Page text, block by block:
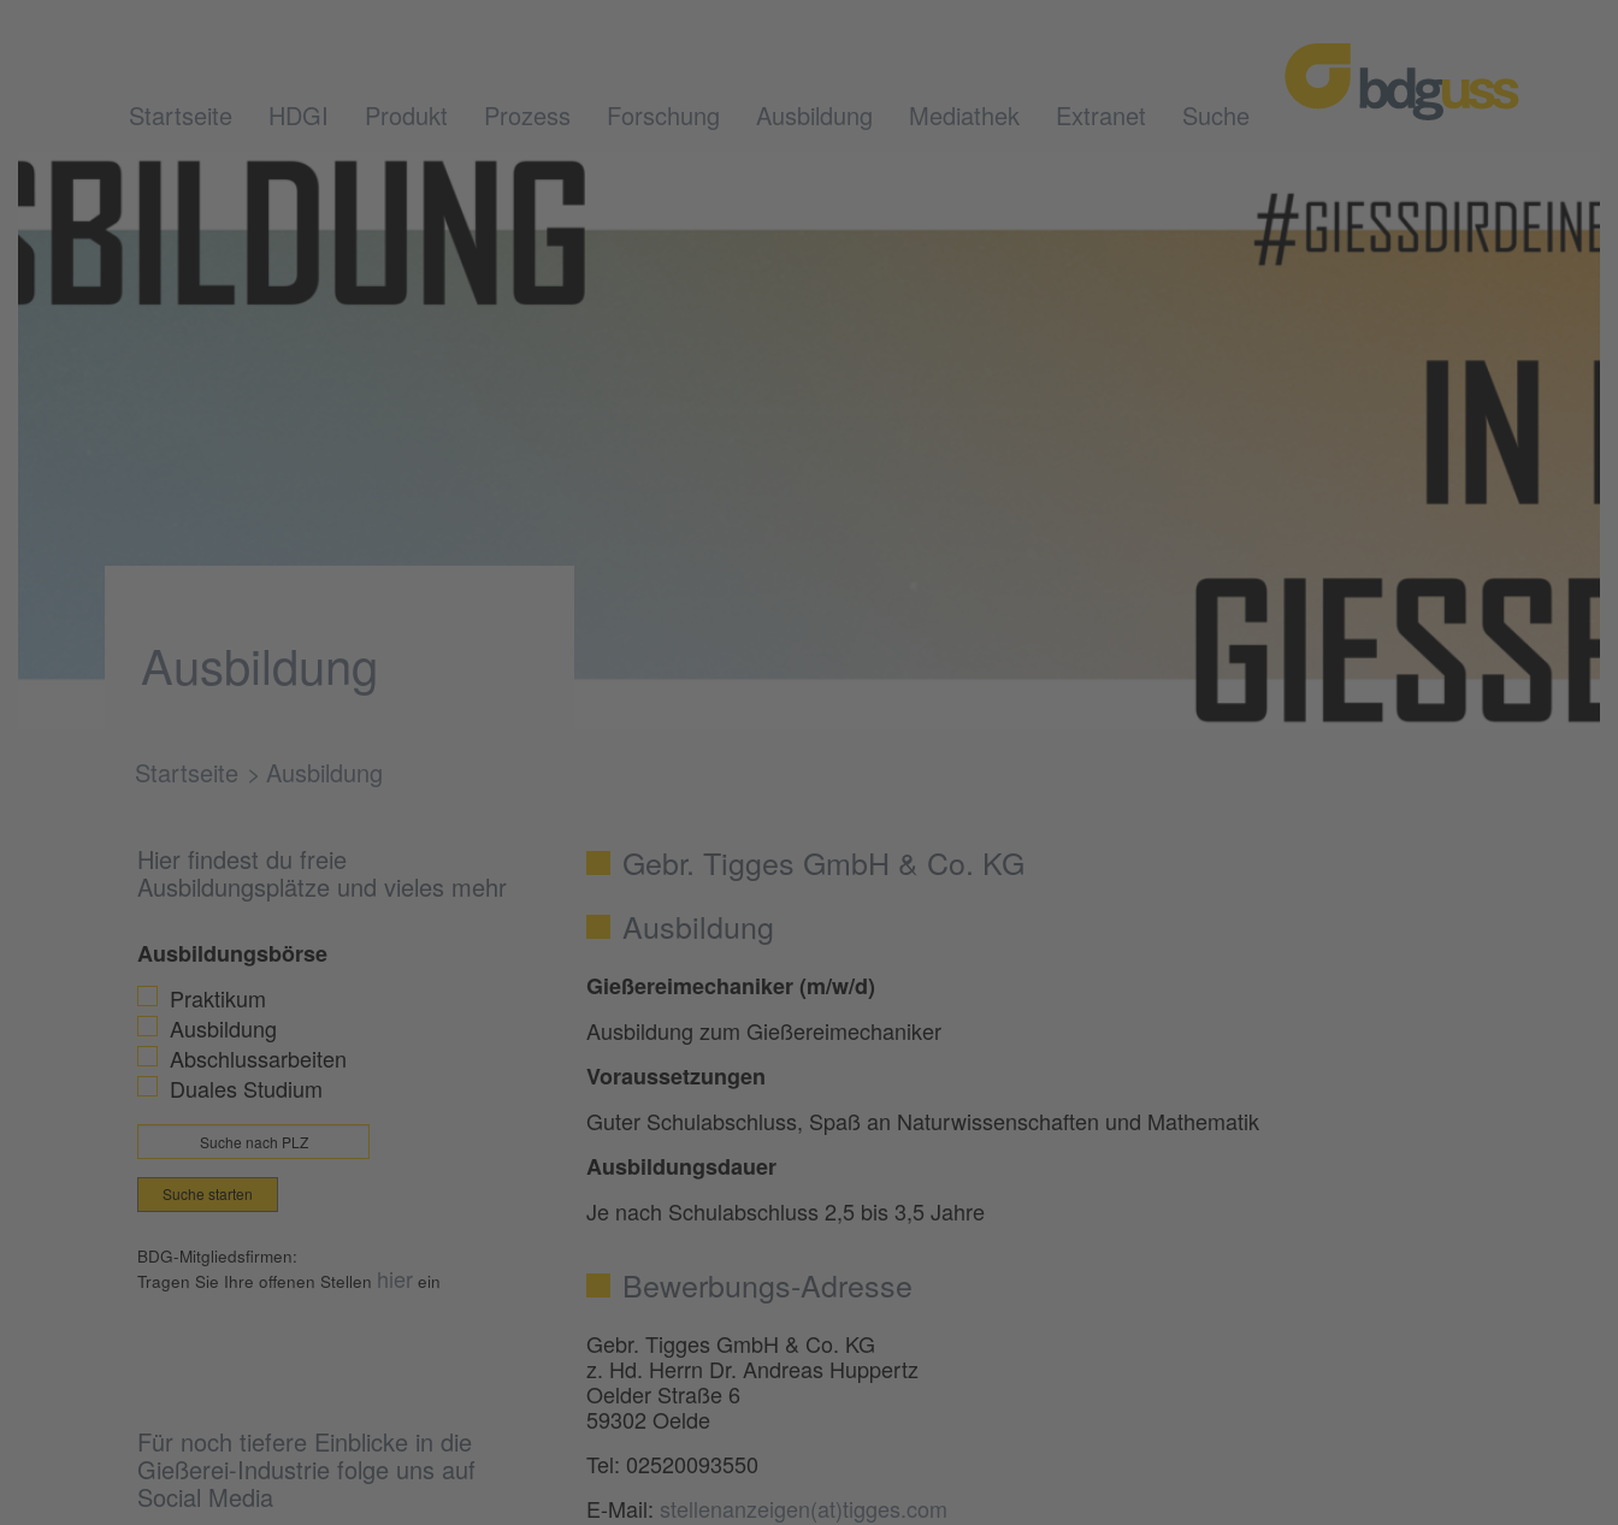
Startseite HDGI Produkt Prozess Forschung Ausbildung Mediathek Extranet Suche
Ausbildung
Startseite Ausbildung
Hier findest du freie
Ausbildungsplätze und vieles mehr
Ausbildungsbörse
Praktikum
Ausbildung
Abschlussarbeiten
Duales Studium
Suche starten
BDG-Mitgliedsfirmen:
Tragen Sie Ihre offenen Stellen hier ein
Für noch tiefere Einblicke in die
Gießerei-Industrie folge uns auf
Social Media
Gebr. Tigges GmbH & Co. KG
Ausbildung
Gießereimechaniker (m/w/d)
Ausbildung zum Gießereimechaniker
Voraussetzungen
Guter Schulabschluss, Spaß an Naturwissenschaften und Mathematik
Ausbildungsdauer
Je nach Schulabschluss 2,5 bis 3,5 Jahre
Bewerbungs-Adresse
Gebr. Tigges GmbH & Co. KG
z. Hd. Herrn Dr. Andreas Huppertz
Oelder Straße 6
59302 Oelde
Tel: 02520093550
E-Mail: stellenanzeigen(at)tigges.com